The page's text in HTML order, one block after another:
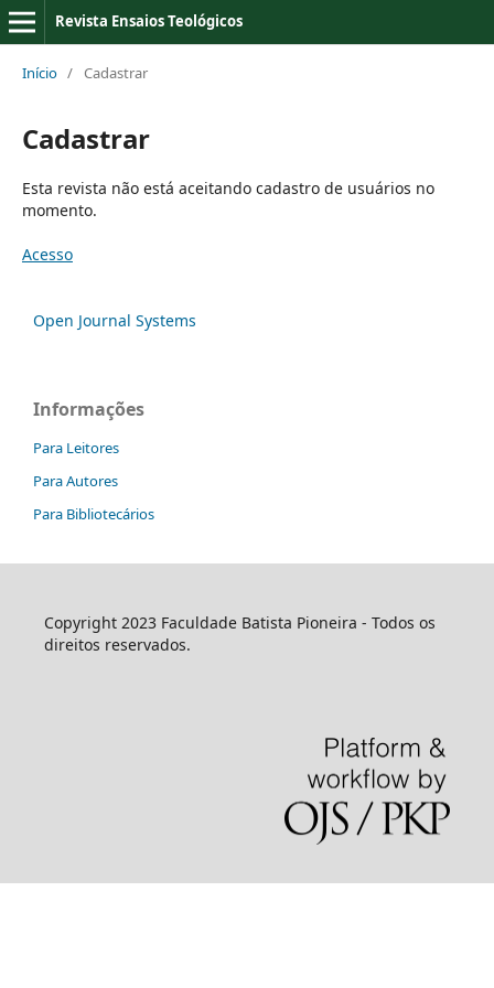
Revista Ensaios Teológicos
Início / Cadastrar
Cadastrar
Esta revista não está aceitando cadastro de usuários no
momento.
Acesso
Open Journal Systems
Informações
Para Leitores
Para Autores
Para Bibliotecários
Copyright 2023 Faculdade Batista Pioneira - Todos os
direitos reservados.